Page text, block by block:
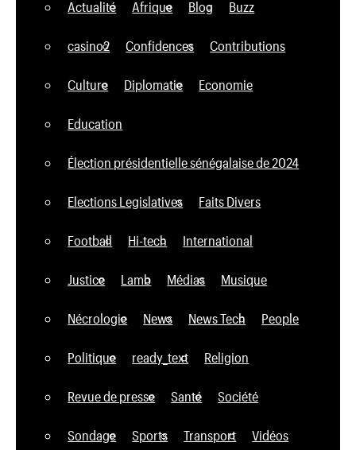
Actualité Afrique Blog Buzz
casino2 Confidences Contributions
Culture Diplomatie Economie
Education
Élection présidentielle sénégalaise de 2024
Elections Legislatives Faits Divers
Football Hi-tech International
Justice Lamb Médias Musique
Nécrologie News News Tech People
Politique ready_text Religion
Revue de presse Santé Société
Sondage Sports Transport Vidéos